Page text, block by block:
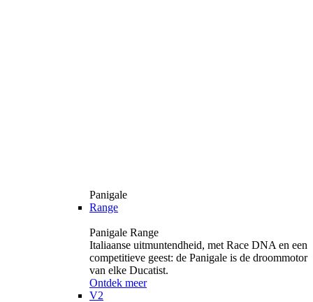
Panigale
Range
Panigale Range
Italiaanse uitmuntendheid, met Race DNA en een
competitieve geest: de Panigale is de droommotor
van elke Ducatist.
Ontdek meer
V2